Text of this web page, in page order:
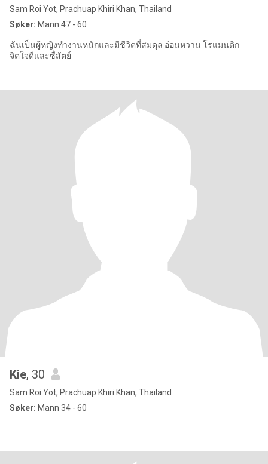
Sam Roi Yot, Prachuap Khiri Khan, Thailand
Søker: Mann 47 - 60
ฉันเป็นผู้หญิงทำงานหนักและมีชีวิตที่สมดุล อ่อนหวาน โรแมนติก
จิตใจดีและซื่สัตย์
Kie, 30
Sam Roi Yot, Prachuap Khiri Khan, Thailand
Søker: Mann 34 - 60